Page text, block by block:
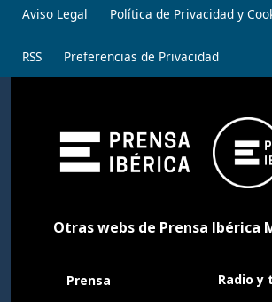
Aviso Legal Política de Privacidad y
RSS Preferencias de Privacidad
Otras webs de Prensa Ibérica
Prensa Radio y